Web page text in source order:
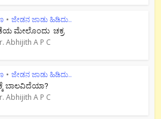
• ಜೇಡನ ಜಾಡು ಹಿಡಿದು..
ಮೇಲೊಂದು ಚಕ್ರ
Abhijith A P C
• ಜೇಡನ ಜಾಡು ಹಿಡಿದು..
ಬಾಲವಿದೆಯಾ?
Abhijith A P C